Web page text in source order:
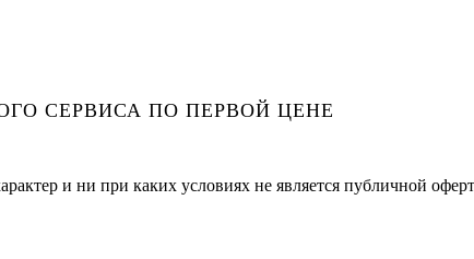
СЕРВИСА ПО ПЕРВОЙ ЦЕНЕ
и ни при каких условиях не является публичной